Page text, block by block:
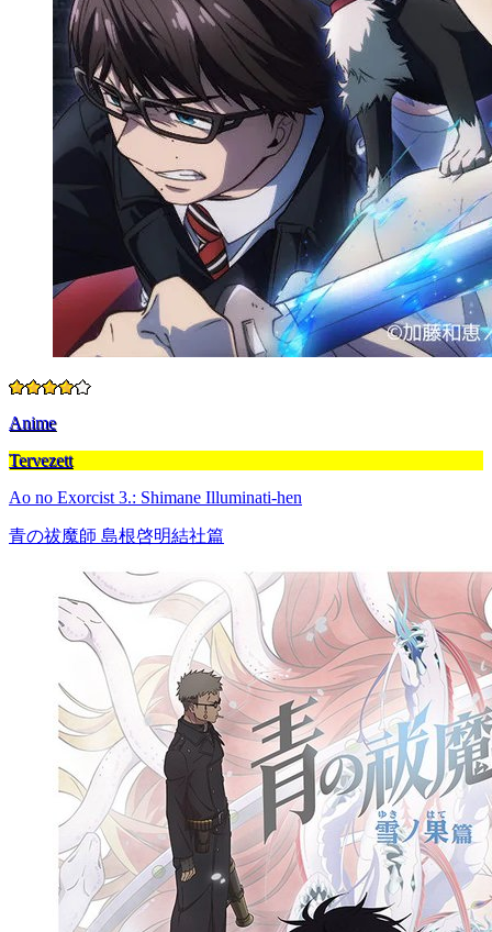
Anime
Tervezett
Ao no Exorcist 3.: Shimane Illuminati-hen
青の祓魔師 島根啓明結社篇